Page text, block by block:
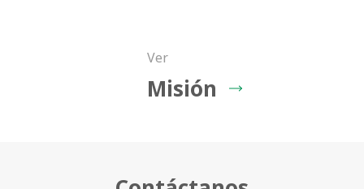
Ver
Misión
estar informado de las promociones y